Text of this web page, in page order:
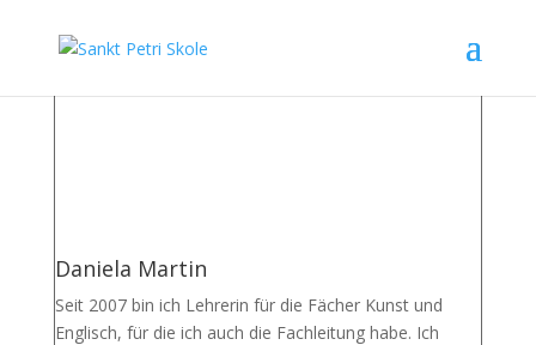
Daniela Martin
Seit 2007 bin ich Lehrerin für die Fächer Kunst und
Englisch, für die ich auch die Fachleitung habe. Ich